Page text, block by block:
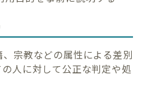
宗教などの属性による差別
人に対して公正な判定や処